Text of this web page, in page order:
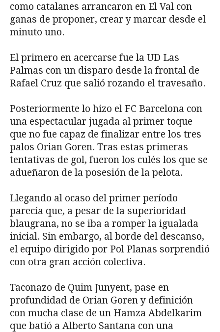
como catalanes arrancaron en El Val con
ganas de proponer, crear y marcar desde el
minuto uno.
El primero en acercarse fue la UD Las
Palmas con un disparo desde la frontal de
Rafael Cruz que salió rozando el travesaño.
Posteriormente lo hizo el FC Barcelona con
una espectacular jugada al primer toque
que no fue capaz de finalizar entre los tres
palos Orian Goren. Tras estas primeras
tentativas de gol, fueron los culés los que se
adueñaron de la posesión de la pelota.
Llegando al ocaso del primer período
parecía que, a pesar de la superioridad
blaugrana, no se iba a romper la igualada
inicial. Sin embargo, al borde del descanso,
el equipo dirigido por Pol Planas sorprendió
con otra gran acción colectiva.
Taconazo de Quim Junyent, pase en
profundidad de Orian Goren y definición
con mucha clase de un Hamza Abdelkarim
que batió a Alberto Santana con una